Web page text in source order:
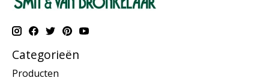
Categorieën
Producten